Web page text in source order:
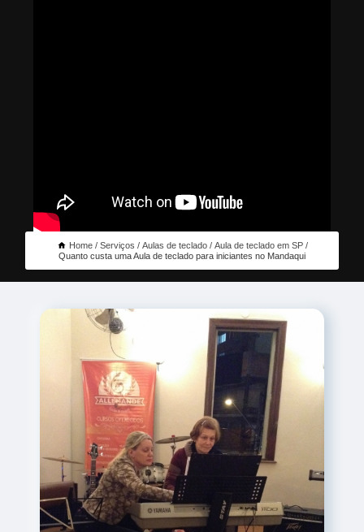
Home Serviços Aulas de teclado
Aula de teclado em SP
Quanto custa uma Aula de teclado para iniciantes no Mandaqui